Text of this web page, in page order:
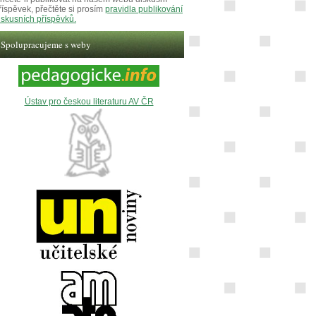
přečtěte si prosím pravidla publikování
příspěvků.
Spolupracujeme s weby
Ústav pro českou literaturu AV ČR